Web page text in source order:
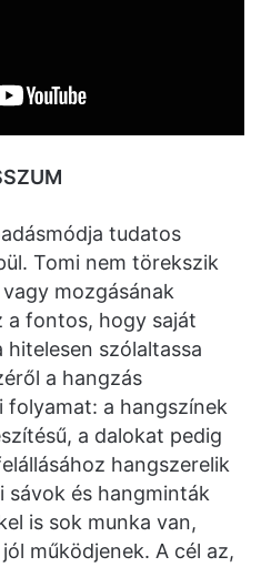
tudatos
Tomi nem törekszik
mozgásának
a fontos, hogy saját
szólaltassa
a hangzás
folyamat: a hangszínek
a dalokat pedig
hangszerelik
sávok és hangminták
is sok munka van,
működjenek. A cél az,